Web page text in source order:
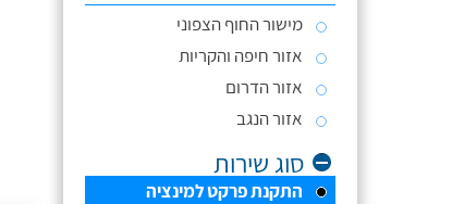
מישור החוף הצפוני
אזור חיפה והקריות
אזור הדרום
אזור הנגב
סוג שירות
התקנת פרקט למינציה